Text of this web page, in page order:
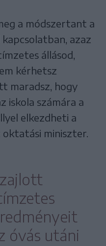
a módszertant a
azaz
állásod,
kérhetsz
maradsz, hogy
iskola számára a
elkezdheti a
miniszter.
óvás utáni